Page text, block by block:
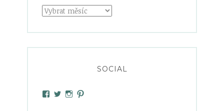
Archivy
SOCIAL
ViewViewView